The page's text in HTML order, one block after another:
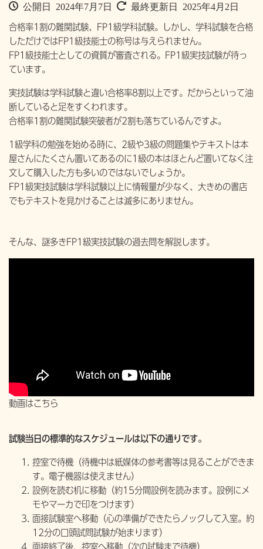
公開日 2024年7月7日 最終更新日 2025年4月2日
合格率1割の難関試験、FP1級学科試験。しかし、学科試験を合格
しただけではFP1級技能士の称号は与えられません。
FP1級技能士としての資質が審査される。FP1級実技試験が待っ
ています。
実技試験は学科試験と違い合格率8割以上です。だからといって油
断していると足をすくわれます。
合格率1割の難関試験突破者が2割も落ちているんですよ。
1級学科の勉強を始める時に、2級や3級の問題集やテキストは本
屋さんにたくさん置いてあるのに1級の本はほとんど置いてなく注
文して購入した方も多いのではないでしょうか。
FP1級実技試験は学科試験以上に情報量が少なく、大きめの書店
でもテキストを見かけることは滅多にありません。
そんな、謎多きFP1級実技試験の過去問を解説します。
動画はこちら
試験当日の標準的なスケジュールは以下の通りです。
控室で待機（待機中は紙媒体の参考書等は見ることができま
す。電子機器は使えません）
設例を読む机に移動（約15分間設例を読みます。設例にメ
モやマーカで印をつけます）
面接試験室へ移動（心の準備ができたらノックして入室。約
12分の口頭試問試験が始まります）
面接終了後、控室へ移動（次の試験まで待機）